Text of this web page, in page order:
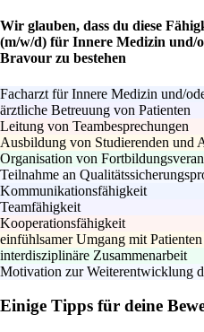
Wir glauben, dass du diese
(m/w/d) für Innere Medizin und/
Bravour zu bestehen
Facharzt für Innere Medizin und/
ärztliche Betreuung von Patienten
Leitung von Teambesprechungen
Ausbildung von Studierenden und
Organisation von
Teilnahme an
Kommunikationsfähigkeit
Teamfähigkeit
Kooperationsfähigkeit
einfühlsamer Umgang mit Patienten
interdisziplinäre Zusammenarbeit
Motivation zur Weiterentwicklung
Einige Tipps für deine